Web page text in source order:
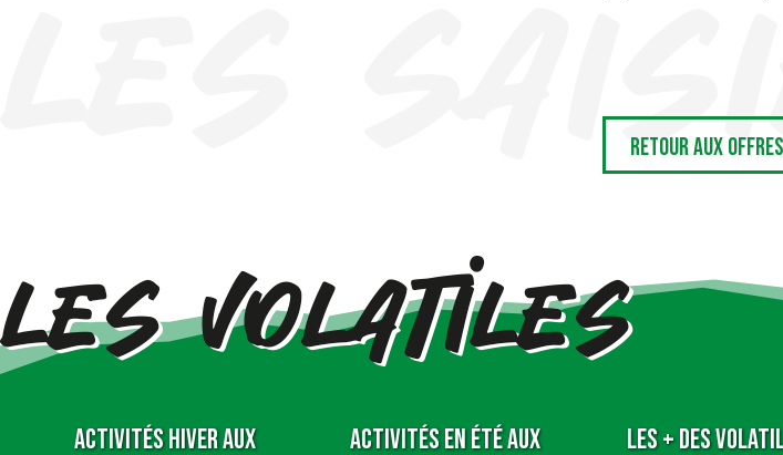
Retour aux
Activités Hiver aux
Activités en été aux
Les + des